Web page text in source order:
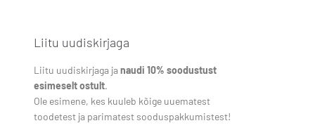
Liitu uudiskirjaga
Liitu uudiskirjaga janaudi 10% soodustust
esimeselt ostult.
Ole esimene, kes kuuleb kõige uuematest
toodetest ja parimatest sooduspakkumistest!